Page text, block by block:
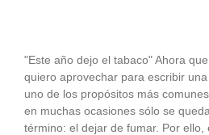
"Este año dejo el tabaco" Ahora
quiero aprovechar para escribir
uno de los propósitos más
en muchas ocasiones sólo se
término: el dejar de fumar. Por ello,